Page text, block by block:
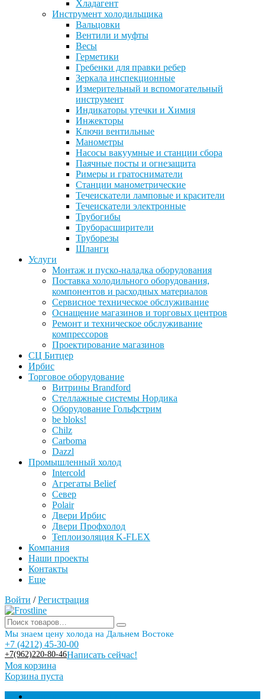
Хладагент
Инструмент холодильщика
Вальцовки
Вентили и муфты
Весы
Герметики
Гребенки для правки ребер
Зеркала инспекционные
Измерительный и вспомогательный
инструмент
Индикаторы утечки и Химия
Инжекторы
Ключи вентильные
Манометры
Насосы вакуумные и станции сбора
Паячные посты и огнезащита
Римеры и гратосниматели
Станции манометрические
Течеискатели ламповые и красители
Течеискатели электронные
Трубогибы
Труборасширители
Труборезы
Шланги
Услуги
Монтаж и пуско-наладка оборудования
Поставка холодильного оборудования,
компонентов и расходных материалов
Сервисное техническое обслуживание
Оснащение магазинов и торговых центров
Ремонт и техническое обслуживание
компрессоров
Проектирование магазинов
СЦ Битцер
Ирбис
Торговое оборудование
Витрины Brandford
Стеллажные системы Нордика
Оборудование Гольфстрим
be bloks!
Chilz
Carboma
Dazzl
Промышленный холод
Intercold
Агрегаты Belief
Север
Polair
Двери Ирбис
Двери Профхолод
Теплоизоляция K-FLEX
Компания
Наши проекты
Контакты
Еще
Войти / Регистрация
Мы знаем цену холода на Дальнем Востоке
+7 (4212) 45-30-00
+7(962)220-80-46Написать сейчас!
Моя корзина
Корзина пуста